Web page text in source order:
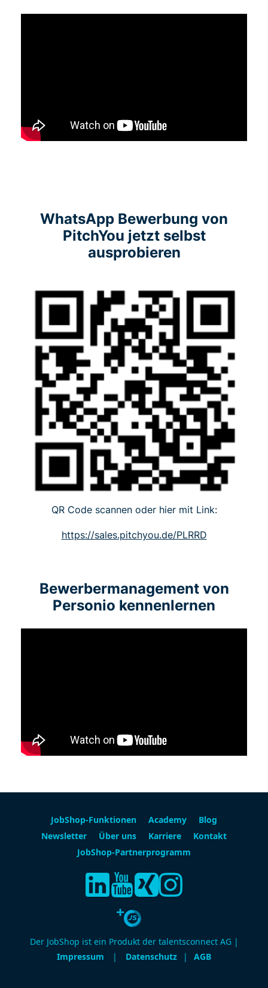
WhatsApp Bewerbung von
PitchYou jetzt selbst
ausprobieren
QR Code scannen oder hier mit Link:
https://sales.pitchyou.de/PLRRD
Bewerbermanagement von
Personio kennenlernen
JobShop-Funktionen Academy
Blog
Newsletter
Über uns Karriere
Kontakt
JobShop-Partnerprogramm
Der JobShop ist ein Produkt der talentsconnect AG |
Impressum
| Datenschutz | AGB